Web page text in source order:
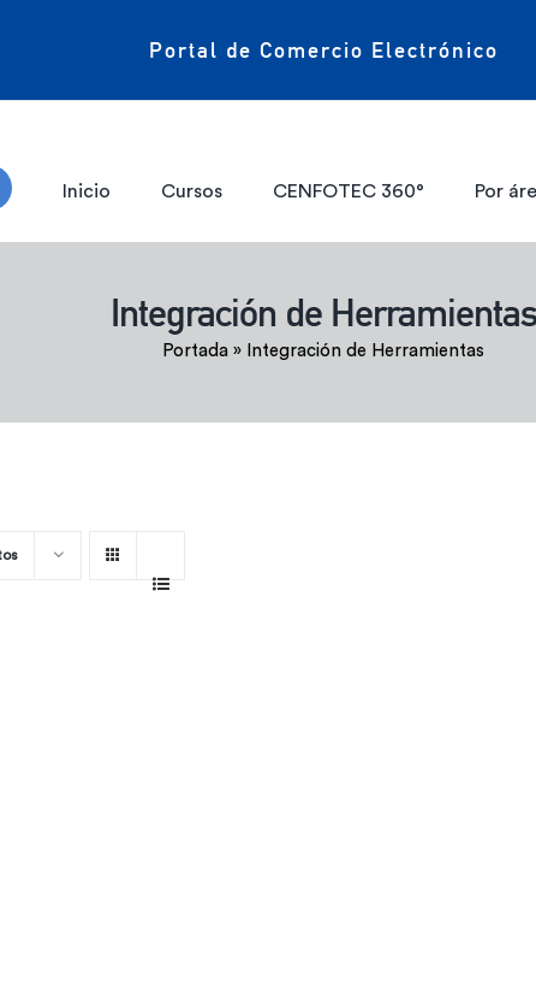
Portal de Comercio Electrónico
Inicio Cursos CENFOTEC 360° Por
Integración de Herramientas
Portada » Integración de Herramientas